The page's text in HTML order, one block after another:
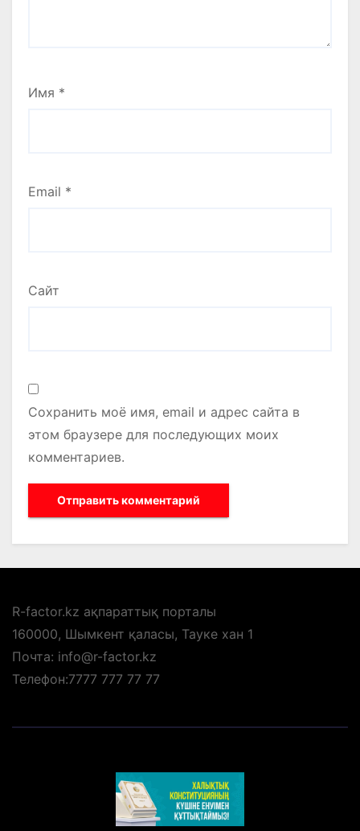
Имя *
Email *
Сайт
Сохранить моё имя, email и адрес сайта в
этом браузере для последующих моих
комментариев.
R-factor.kz ақпараттық порталы
160000, Шымкент қаласы, Тауке хан 1
Почта: info@r-factor.kz
Телефон:7777 777 77 77